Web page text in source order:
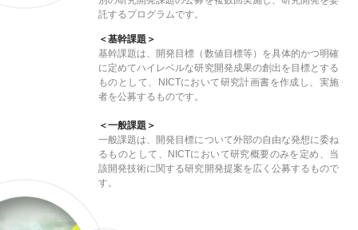
託するプログラムです。
＜基幹課題＞
基幹課題は、開発目標（数値目標等）を具体的かつ明確
に定めてハイレベルな研究開発成果の創出を目標とする
ものとして、NICTにおいて研究計画書を作成し、実施
者を公募するものです。
＜一般課題＞
一般課題は、開発目標について外部の自由な発想に委ね
るものとして、NICTにおいて研究概要のみを定め、当
該開発技術に関する研究開発提案を広く公募するもので
す。